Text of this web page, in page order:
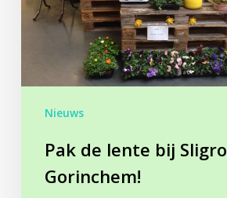
Nieuws
Pak de lente bij Sligro
Gorinchem!